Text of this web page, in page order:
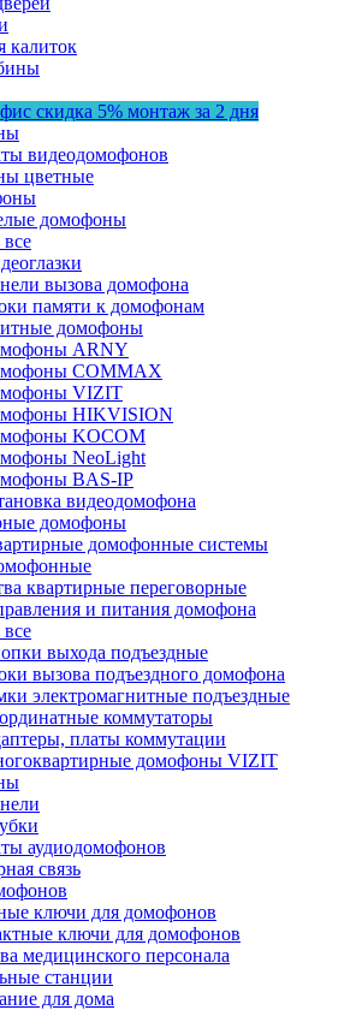
калиток
скидка 5% монтаж за 2 дня
видеодомофонов
цветные
домофоны
все
вызова домофона
памяти к домофонам
домофоны
ARNY
COMMAX
VIZIT
HIKVISION
KOCOM
NeoLight
BAS-IP
видеодомофона
домофоны
домофонные системы
квартирные переговорные
и питания домофона
все
выхода подъездные
вызова подъездного домофона
электромагнитные подъездные
коммутаторы
платы коммутации
домофоны VIZIT
аудиодомофонов
связь
ключи для домофонов
ключи для домофонов
медицинского персонала
станции
для дома